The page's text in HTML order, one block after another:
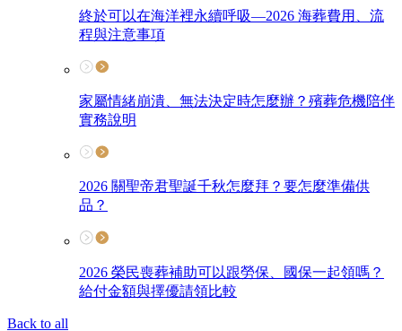
終於可以在海洋裡永續呼吸—2026 海葬費用、流
程與注意事項
家屬情緒崩潰、無法決定時怎麼辦？殯葬危機陪伴
實務說明
2026 關聖帝君聖誕千秋怎麼拜？要怎麼準備供
品？
2026 榮民喪葬補助可以跟勞保、國保一起領嗎？
給付金額與擇優請領比較
Back to all